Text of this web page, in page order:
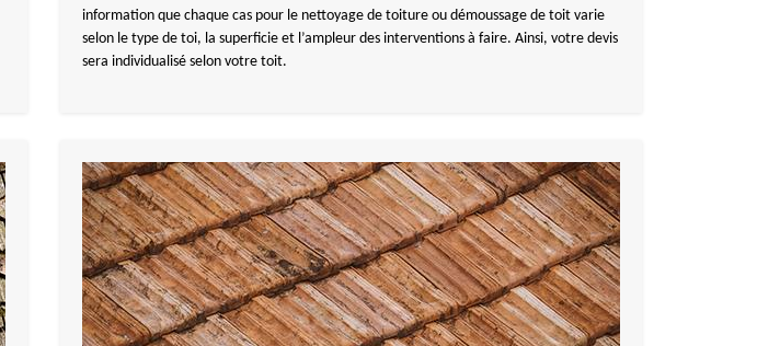
information que chaque cas pour le nettoyage de toiture ou démoussage de toit varie
selon le type de toi, la superficie et l’ampleur des interventions à faire. Ainsi, votre devis
sera individualisé selon votre toit.